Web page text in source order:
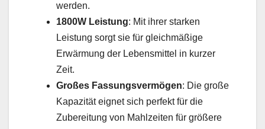
werden.
1800W Leistung: Mit ihrer starken
Leistung sorgt sie für gleichmäßige
Erwärmung der Lebensmittel in kurzer
Zeit.
Großes Fassungsvermögen: Die große
Kapazität eignet sich perfekt für die
Zubereitung von Mahlzeiten für größere